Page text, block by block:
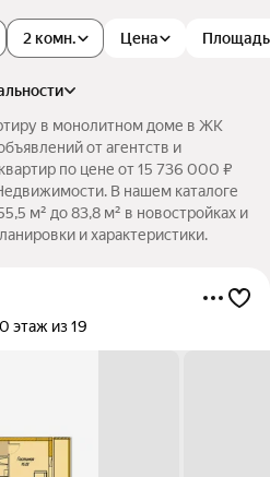
2 комн. Цена Площадь
в монолитном доме в ЖК
от агентств и
по цене от 15 736 000 ₽
В нашем каталоге
м² до 83,8 м² в новостройках и
и характеристики.
этаж из 19